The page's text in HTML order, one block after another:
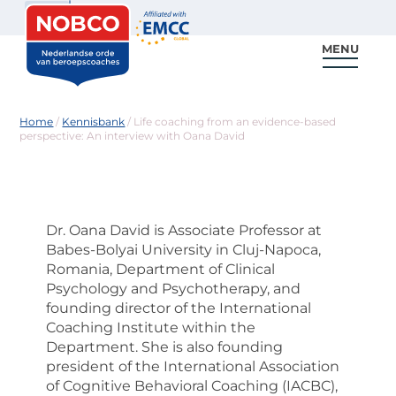
Zoeken
MENU
Home / Kennisbank / Life coaching from an evidence-based
perspective: An interview with Oana David
Dr. Oana David is Associate Professor at
Babes-Bolyai University in Cluj-Napoca,
Romania, Department of Clinical
Psychology and Psychotherapy, and
founding director of the International
Coaching Institute within the
Department. She is also founding
president of the International Association
of Cognitive Behavioral Coaching (IACBC),